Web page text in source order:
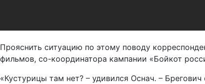
Прояснить ситуацию по этому поводу
фильмов, со-координатора кампании «Бойкот
«Кустурицы там нет? – удивился Оснач. –